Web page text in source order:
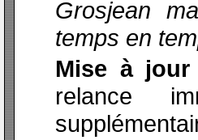
Grosjean
temps en
Mise à
relance